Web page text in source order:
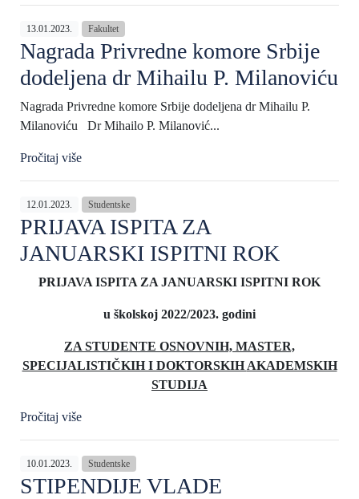
13.01.2023. Fakultet
Nagrada Privredne komore Srbije
dodeljena dr Mihailu P. Milanoviću
Nagrada Privredne komore Srbije dodeljena dr Mihailu P.
Milanoviću Dr Mihailo P. Milanović...
Pročitaj više
12.01.2023. Studentske
PRIJAVA ISPITA ZA
JANUARSKI ISPITNI ROK
PRIJAVA ISPITA ZA JANUARSKI ISPITNI ROK
u školskoj 2022/2023. godini
ZA STUDENTE OSNOVNIH, MASTER,
SPECIJALISTIČKIH I DOKTORSKIHAKADEMSKIH
STUDIJA
Pročitaj više
10.01.2023. Studentske
STIPENDIJE VLADE